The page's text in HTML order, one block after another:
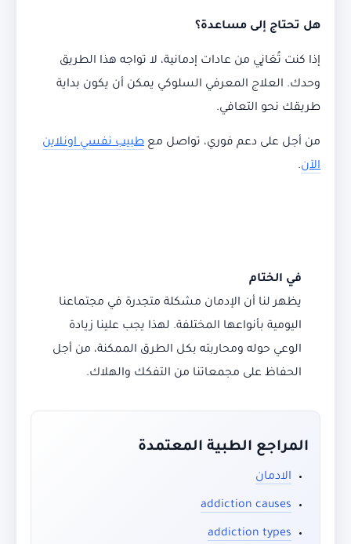
هل تحتاج إلى مساعدة؟
إذا كنت تُعَانٍي من عادات إدمانية، لا تواجه هذا الطريق
وحدك. العلاج المعرفي السلوكي يمكن أن يكون بداية
طريقك نحو التعافي.
من أجل على دعم فوري، تواصل مع طبيب نفسي اونلاين
الآن.
في الختام
يظهر لنا أن الإدمان مشكلة متجدرة في مجتماعنا
اليومية بأنواعها المختلفة. لهذا يجب علينا زيادة
الوعي حوله ومحاربته بكل الطرق الممكنة، من أجل
الحفاظ على مجمعاتنا من التفكك والهلاك.
المراجع الطبية المعتمدة
الادمان
addiction causes
addiction types